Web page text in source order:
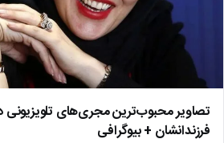
تصاویر محبوب‌ترین مجری‌های تلویزیونی
فرزندانشان + بیوگرافی